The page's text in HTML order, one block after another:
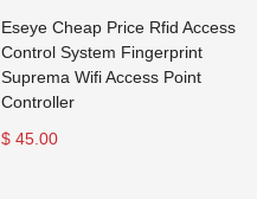
Eseye Cheap Price Rfid Access
Control System Fingerprint
Suprema Wifi Access Point
Controller
$ 45.00